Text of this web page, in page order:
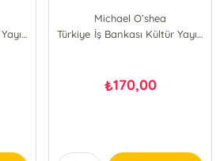
Türkiye İş Bankası Kültür Yayınları
Michael O’shea
Türkiye İş Bankası Kültür Yayınları
₺170,00